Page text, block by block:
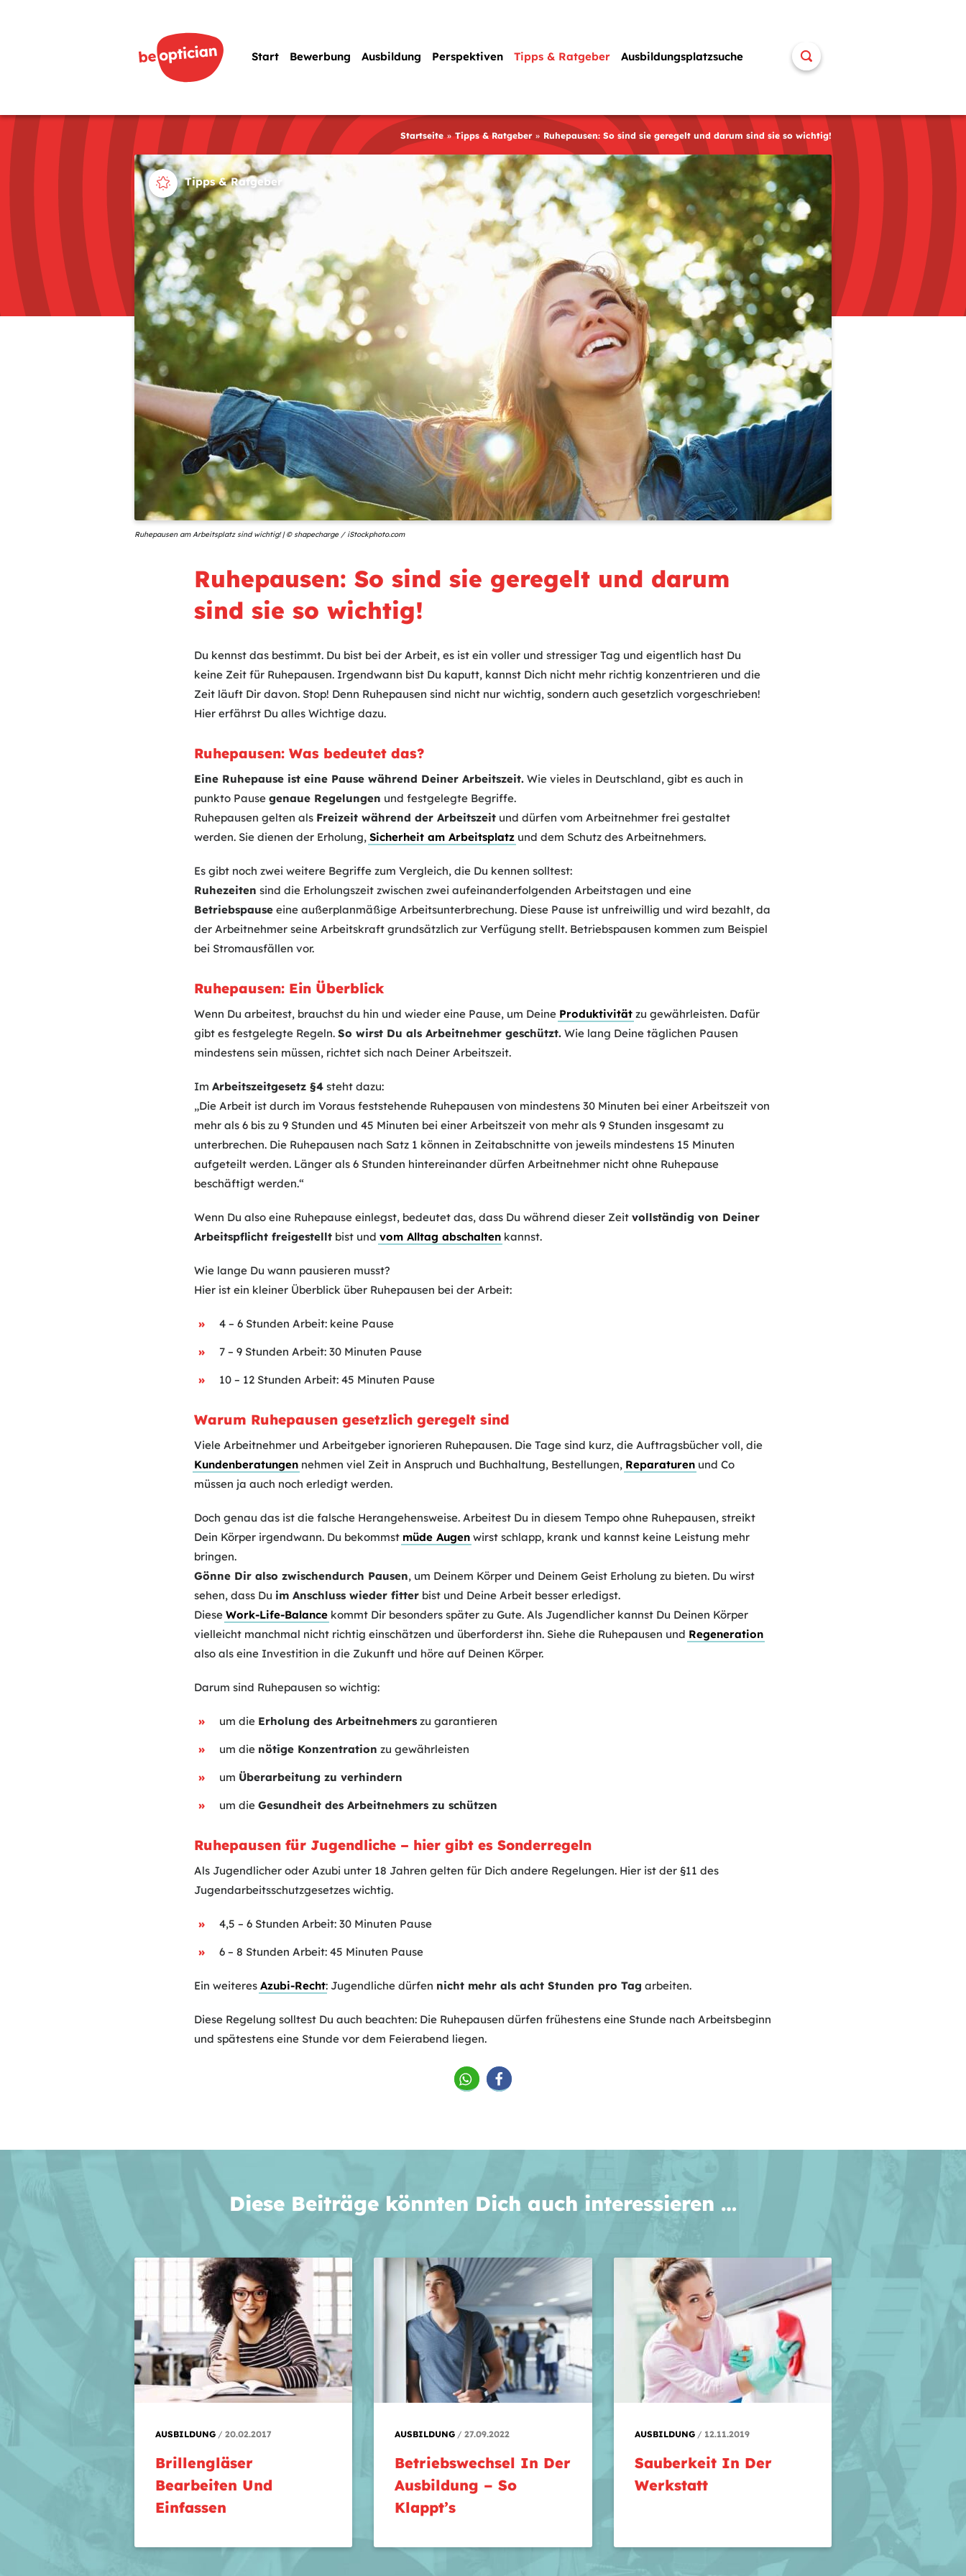
Start Bewerbung Ausbildung Perspektiven Tipps & Ratgeber Ausbildungsplatzsuche
Startseite Tipps & Ratgeber Ruhepausen: So sind sie geregelt und darum sind sie so wichtig!
Ruhepausen am Arbeitsplatz sind wichtig! | © shapecharge / iStockphoto.com
Tipps & Ratgeber
Ruhepausen: So sind sie geregelt und darum
sind sie so wichtig!
Du kennst das bestimmt. Du bist bei der Arbeit, es ist ein voller und stressiger Tag und eigentlich hast Du
keine Zeit für Ruhepausen. Irgendwann bist Du kaputt, kannst Dich nicht mehr richtig konzentrieren und die
Zeit läuft Dir davon. Stop! Denn Ruhepausen sind nicht nur wichtig, sondern auch gesetzlich vorgeschrieben!
Hier erfährst Du alles Wichtige dazu.
Ruhepausen: Was bedeutet das?
Eine Ruhepause ist eine Pause während Deiner Arbeitszeit. Wie vieles in Deutschland, gibt es auch in
punkto Pausegenaue Regelungen und festgelegte Begriffe.
Ruhepausen gelten als Freizeit während der Arbeitszeit und dürfen vom Arbeitnehmer frei gestaltet
werden. Sie dienen der Erholung,Sicherheit am Arbeitsplatz und dem Schutz des Arbeitnehmers.
Es gibt noch zwei weitere Begriffe zum Vergleich, die Du kennen solltest:
Ruhezeiten sind die Erholungszeit zwischen zwei aufeinanderfolgenden Arbeitstagen und eine
Betriebspause eine außerplanmäßige Arbeitsunterbrechung. Diese Pause ist unfreiwillig und wird bezahlt, da
der Arbeitnehmer seine Arbeitskraft grundsätzlich zur Verfügung stellt. Betriebspausen kommen zum Beispiel
bei Stromausfällen vor.
Ruhepausen: Ein Überblick
Wenn Du arbeitest, brauchst du hin und wieder eine Pause, um Deine Produktivität zu gewährleisten. Dafür
gibt es festgelegte Regeln.So wirst Du als Arbeitnehmer geschützt. Wie lang Deine täglichen Pausen
mindestens sein müssen, richtet sich nach Deiner Arbeitszeit.
ImArbeitszeitgesetz §4 steht dazu:
„Die Arbeit ist durch im Voraus feststehende Ruhepausen von mindestens 30 Minuten bei einer Arbeitszeit von
mehr als 6 bis zu 9 Stunden und 45 Minuten bei einer Arbeitszeit von mehr als 9 Stunden insgesamt zu
unterbrechen. Die Ruhepausen nach Satz 1 können in Zeitabschnitte von jeweils mindestens 15 Minuten
aufgeteilt werden. Länger als 6 Stunden hintereinander dürfen Arbeitnehmer nicht ohne Ruhepause
beschäftigt werden.“
Wenn Du also eine Ruhepause einlegst, bedeutet das, dass Du während dieser Zeitvollständig von Deiner
Arbeitspflicht freigestellt bist undvom Alltag abschalten kannst.
Wie lange Du wann pausieren musst?
Hier ist ein kleiner Überblick über Ruhepausen bei der Arbeit:
4 – 6 Stunden Arbeit: keine Pause
7 – 9 Stunden Arbeit: 30 Minuten Pause
10 – 12 Stunden Arbeit: 45 Minuten Pause
Warum Ruhepausen gesetzlich geregelt sind
Viele Arbeitnehmer und Arbeitgeber ignorieren Ruhepausen. Die Tage sind kurz, die Auftragsbücher voll, die
Kundenberatungen nehmen viel Zeit in Anspruch und Buchhaltung, Bestellungen, Reparaturen und Co
müssen ja auch noch erledigt werden.
Doch genau das ist die falsche Herangehensweise. Arbeitest Du in diesem Tempo ohne Ruhepausen, streikt
Dein Körper irgendwann. Du bekommst müde Augen wirst schlapp, krank und kannst keine Leistung mehr
bringen.
Gönne Dir also zwischendurch Pausen, um Deinem Körper und Deinem Geist Erholung zu bieten. Du wirst
sehen, dass Du im Anschluss wieder fitter bist und Deine Arbeit besser erledigst.
DieseWork-Life-Balance kommt Dir besonders später zu Gute. Als Jugendlicher kannst Du Deinen Körper
vielleicht manchmal nicht richtig einschätzen und überforderst ihn. Siehe die Ruhepausen und Regeneration
also als eine Investition in die Zukunft und höre auf Deinen Körper.
Darum sind Ruhepausen so wichtig:
um die Erholung des Arbeitnehmers zu garantieren
um die nötige Konzentration zu gewährleisten
um Überarbeitung zu verhindern
um dieGesundheit des Arbeitnehmers zu schützen
Ruhepausen für Jugendliche – hier gibt es Sonderregeln
Als Jugendlicher oder Azubi unter 18 Jahren gelten für Dich andere Regelungen. Hier ist der §11 des
Jugendarbeitsschutzgesetzes wichtig.
4,5 – 6 Stunden Arbeit: 30 Minuten Pause
6 – 8 Stunden Arbeit: 45 Minuten Pause
Ein weiteresAzubi-Recht: Jugendliche dürfen nicht mehr als acht Stunden pro Tag arbeiten.
Diese Regelung solltest Du auch beachten: Die Ruhepausen dürfen frühestens eine Stunde nach Arbeitsbeginn
und spätestens eine Stunde vor dem Feierabend liegen.
Diese Beiträge könnten Dich auch interessieren …
AUSBILDUNG 20.02.2017
Brillengläser
Bearbeiten Und
Einfassen
AUSBILDUNG 27.09.2022
Betriebswechsel In Der
Ausbildung – So
Klappt’s
AUSBILDUNG 12.11.2019
Sauberkeit In Der
Werkstatt